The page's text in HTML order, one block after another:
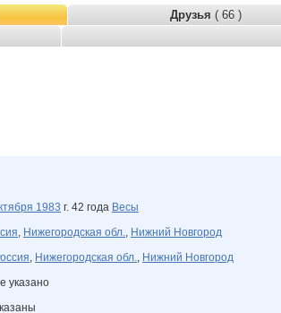
Друзья ( 66 )
1983 г. 42 года Весы
, Нижегородская обл., Нижний Новгород
, Нижегородская обл., Нижний Новгород
указано